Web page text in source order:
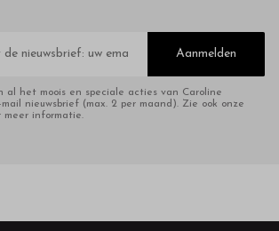
Aanmelden
al het moois en speciale acties van Caroline
nieuwsbrief (max. 2 per maand). Zie ook onze
meer informatie.